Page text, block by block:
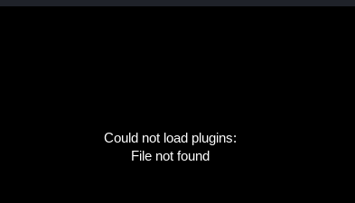
Could not load plugins:
File not found